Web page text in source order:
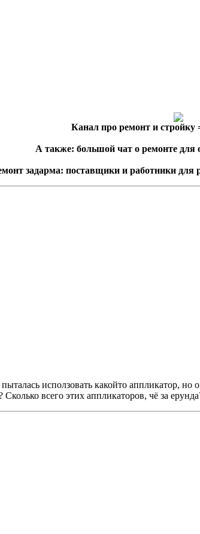
Канал про ремонт и стройку
А также: большой чат о ремонте для
задарма: поставщики и работники для
исползовать какойто аппликатор,
всего этих аппликаторов, чё за